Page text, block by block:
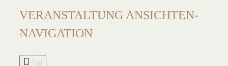
VERANSTALTUNG ANSICHTEN-
NAVIGATION
Tag